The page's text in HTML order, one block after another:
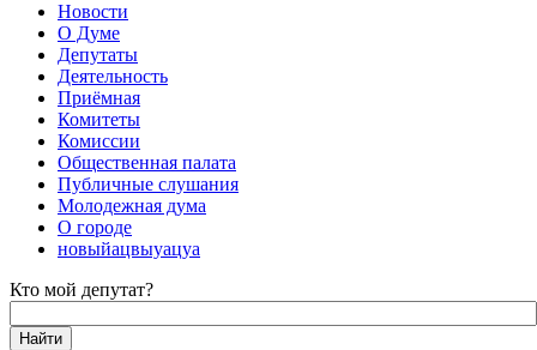
Новости
О Думе
Депутаты
Деятельность
Приёмная
Комитеты
Комиссии
Общественная палата
Публичные слушания
Молодежная дума
О городе
новыйацвыуацуа
Кто мой депутат?